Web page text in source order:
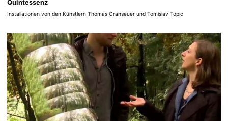
Quintessenz
Installationen von den Künstlern Thomas Granseuer und Tomislav Topic